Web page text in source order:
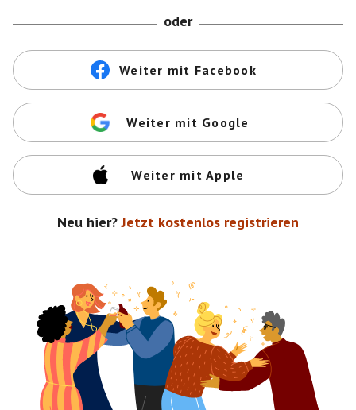
oder
Weiter mit Facebook
Weiter mit Google
Weiter mit Apple
Neu hier? Jetzt kostenlos registrieren